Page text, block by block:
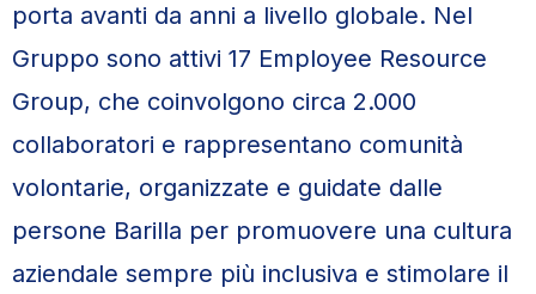
porta avanti da anni a livello globale. Nel
Gruppo sono attivi 17 Employee Resource
Group, che coinvolgono circa 2.000
collaboratori e rappresentano comunità
volontarie, organizzate e guidate dalle
persone Barilla per promuovere una cultura
aziendale sempre più inclusiva e stimolare il